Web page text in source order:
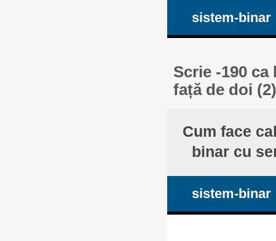
sistem-binar
Scrie -190
față de doi (2)
Cum face
binar cu
sistem-binar